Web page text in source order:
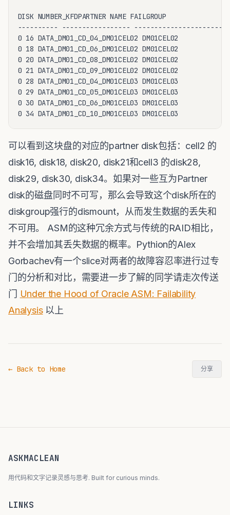
DISK NUMBER_KFDPARTNER NAME FAILGROUP
---------- -----------------
0 16 DATA_DM01_CD_04_DM01CEL02 DM01CEL02
0 18 DATA_DM01_CD_06_DM01CEL02 DM01CEL02
0 20 DATA_DM01_CD_08_DM01CEL02 DM01CEL02
0 21 DATA_DM01_CD_09_DM01CEL02 DM01CEL02
0 28 DATA_DM01_CD_04_DM01CEL03 DM01CEL03
0 29 DATA_DM01_CD_05_DM01CEL03 DM01CEL03
0 30 DATA_DM01_CD_06_DM01CEL03 DM01CEL03
0 34 DATA_DM01_CD_10_DM01CEL03 DM01CEL03
可以看到这块盘的对应的partner disk包括：cell2 的
disk16, disk18, disk20, disk21和cell3 的disk28,
disk29, disk30, disk34。如果对一些互为Partner
disk的磁盘同时不可写，那么会导致这个disk所在的
diskgroup强行的dismount，从而发生数据的丢失和
不可用。 ASM的这种冗余方式与传统的RAID相比，
并不会增加其丢失数据的概率。Pythion的Alex
Gorbachev有一个slice对两者的故障容忍率进行过专
门的分析和对比，需要进一步了解的同学请走次传送
门 Under the Hood of Oracle ASM: Failability
Analysis以上
← Back to Home 分享
ASKMACLEAN
用代码和文字记录灵感与思考. Built for curious minds.
LINKS